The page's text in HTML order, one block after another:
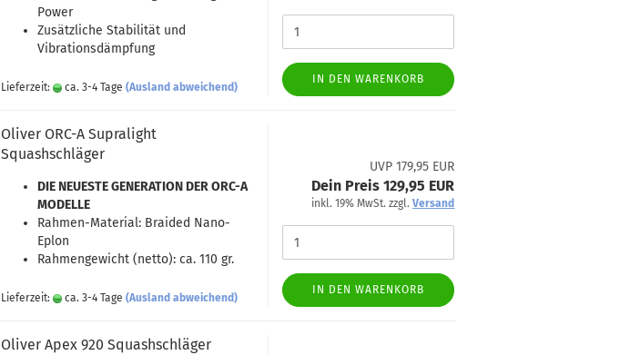
Power
Zusätzliche Stabilität und
Vibrationsdämpfung
Lieferzeit: ca. 3-4 Tage (Ausland abweichend)
IN DEN WARENKORB
Oliver ORC-A Supralight
Squashschläger
DIE NEUESTE GENERATION DER ORC-A
MODELLE
Rahmen-Material: Braided Nano-
Eplon
Rahmengewicht (netto): ca. 110 gr.
Lieferzeit: ca. 3-4 Tage (Ausland abweichend)
UVP 179,95 EUR
Dein Preis 129,95 EUR
inkl. 19% MwSt. zzgl.Versand
IN DEN WARENKORB
Oliver Apex 920 Squashschläger